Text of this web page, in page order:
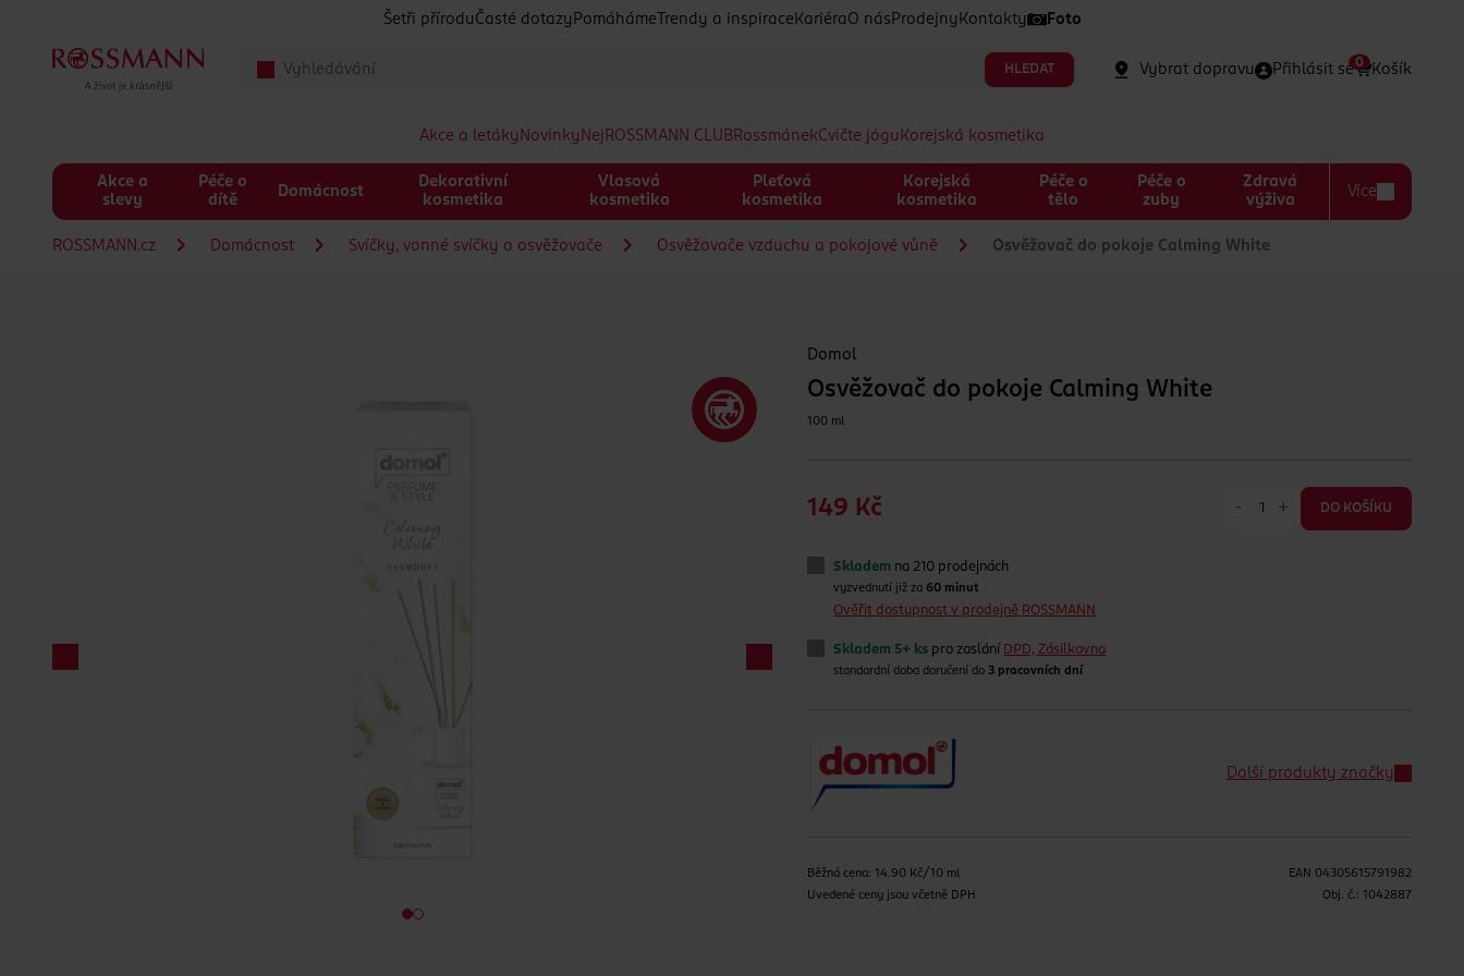
Šetři přírodu Časté dotazy Pomáháme Trendy a inspirace Kariéra O nás Prodejny Kontakty Foto
HLEDAT Vybrat dopravu Přihlásit se Košík
0
Akce a letáky Novinky Nej ROSSMANN CLUBRossmánekCvičte jógu Korejská kosmetika
Akce a
slevy
Péče o
dítě
Domácnost
Dekorativní
kosmetika
Vlasová
kosmetika
Pleťová
kosmetika
Korejská
kosmetika
Péče o
tělo
Péče o
zuby
Zdravá
výživa
Více
ROSSMANN.cz Domácnost Svíčky, vonné svíčky a osvěžovače Osvěžovače vzduchu a pokojové vůně Osvěžovač do pokoje Calming White
Domol
Osvěžovač do pokoje Calming White
100 ml
149 Kč - + DO KOŠÍKU
Skladem na 210 prodejnách
vyzvednutí již za60 minut
Ověřit dostupnost v prodejně ROSSMANN
Skladem 5+ ks pro zaslání DPD, Zásilkovna
standardní doba doručení do 3 pracovních dní
Další produkty značky
Běžná cena: 14.90 Kč/10 ml
Uvedené ceny jsou včetně DPH
EAN 04305615791982
Obj. č.: 1042887